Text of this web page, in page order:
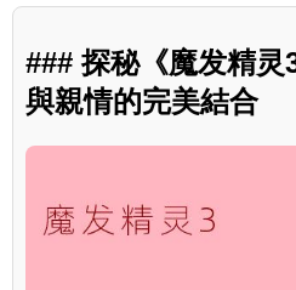
### 探秘《魔发精
與親情的完美結合